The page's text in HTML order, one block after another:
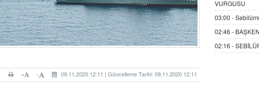
09.11.2020 12:11 | Güncelleme Tarihi: 09.11.2020 12:11
-
+
VURGUSU
03:00 -
02:46 -
02:16 -